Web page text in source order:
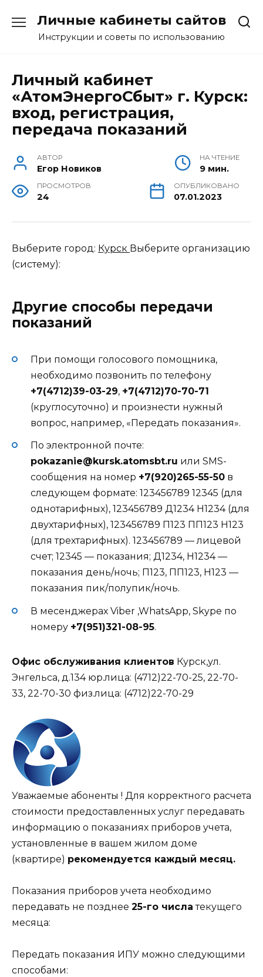
содержанию
Личные кабинеты сайтов
Инструкции и советы по использованию
Личный кабинет
«АтомЭнергоСбыт» г. Курск:
вход, регистрация,
передача показаний
АВТОР
Егор Новиков
НА ЧТЕНИЕ
9 мин.
ПРОСМОТРОВ
24
ОПУБЛИКОВАНО
07.01.2023
Выберите город: Курск Выберите организацию
(систему):
Другие способы передачи
показаний
При помощи голосового помощника,
необходимо позвонить по телефону
+7(4712)39-03-29, +7(4712)70-70-71
(круглосуточно) и произнести нужный
вопрос, например, «Передать показания».
По электронной почте:
pokazanie@kursk.atomsbt.ru или SMS-
сообщения на номер +7(920)265-55-50 в
следующем формате: 123456789 12345 (для
однотарифных), 123456789 Д1234 Н1234 (для
двухтарифных), 123456789 П123 ПП123 Н123
(для трехтарифных). 123456789 — лицевой
счет; 12345 — показания; Д1234, Н1234 —
показания день/ночь; П123, ПП123, Н123 —
показания пик/полупик/ночь.
В месенджерах Viber ,WhatsApp, Skype по
номеру +7(951)321-08-95.
Офис обслуживания клиентов Курск,ул.
Энгельса, д.134 юр.лица: (4712)22-70-25, 22-70-
33, 22-70-30 физ.лица: (4712)22-70-29
Уважаемые абоненты ! Для корректного расчета
стоимости предоставленных услуг передавать
информацию о показаниях приборов учета,
установленные в вашем жилом доме
(квартире) рекомендуется каждый месяц.
Показания приборов учета необходимо
передавать не позднее 25-го числа текущего
месяца:
Передать показания ИПУ можно следующими
способами: